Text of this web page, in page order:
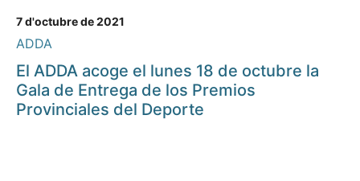
7 d'octubre de 2021
ADDA
El ADDA acoge el lunes 18 de octubre la
Gala de Entrega de los Premios
Provinciales del Deporte